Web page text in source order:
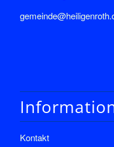
Kontakt